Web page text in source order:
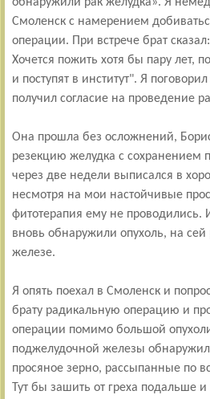
Смоленск с намерением
операции. При встрече брат
Хочется пожить хотя бы пару лет,
и поступят в институт". Я
получил согласие на проведение
Она прошла без осложнений,
резекцию желудка с сохранением
через две недели выписался в
несмотря на мои настойчивые
фитотерапия ему не проводились.
вновь обнаружили опухоль, на
железе.
Я опять поехал в Смоленск и
брату радикальную операцию и
операции помимо большой
поджелудочной железы
просяное зерно, рассыпанные по
Тут бы зашить от греха подальше